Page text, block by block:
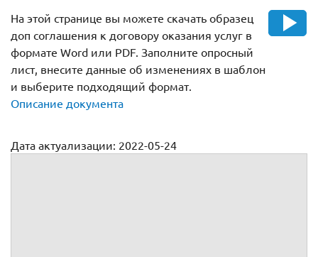
На этой странице вы можете скачать образец
доп соглашения к договору оказания услуг в
формате Word или PDF. Заполните опросный
лист, внесите данные об изменениях в шаблон
и выберите подходящий формат.
Описание документа
Дата актуализации: 2022-05-24